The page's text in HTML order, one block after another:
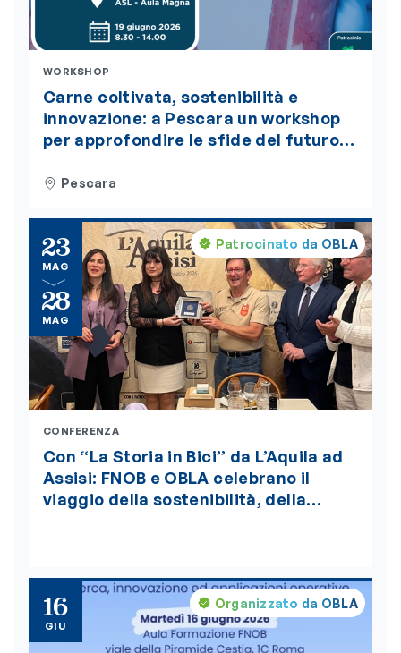
WORKSHOP
Carne coltivata, sostenibilità e
innovazione: a Pescara un workshop
per approfondire le sfide del futuro
ECMPescara
Patrocinato da OBLA
23
MAG
28
MAG
CONFERENZA
Con “La Storia in Bici” da L’Aquila ad
Assisi: FNOB e OBLA celebrano il
viaggio della sostenibilità, della
Organizzato da OBLA
16
GIU